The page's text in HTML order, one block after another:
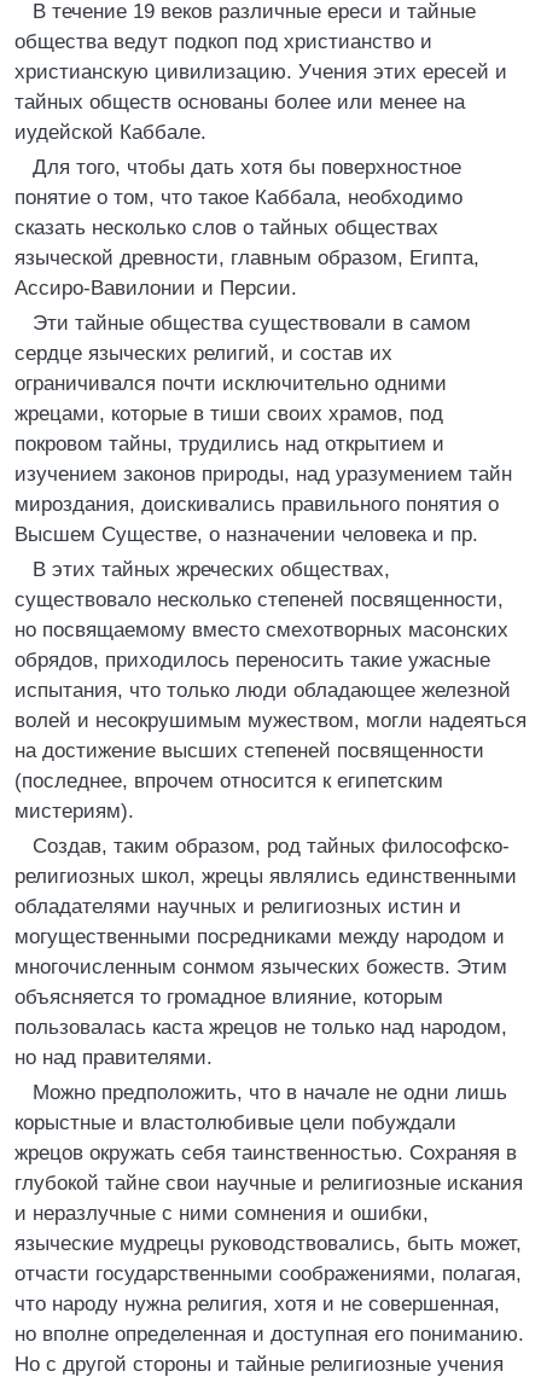
В течение 19 веков различные ереси и тайные
общества ведут подкоп под христианство и
христианскую цивилизацию. Учения этих ересей и
тайных обществ основаны более или менее на
иудейской Каббале.
Для того, чтобы дать хотя бы поверхностное
понятие о том, что такое Каббала, необходимо
сказать несколько слов о тайных обществах
языческой древности, главным образом, Египта,
Ассиро-Вавилонии и Персии.
Эти тайные общества существовали в самом
сердце языческих религий, и состав их
ограничивался почти исключительно одними
жрецами, которые в тиши своих храмов, под
покровом тайны, трудились над открытием и
изучением законов природы, над уразумением тайн
мироздания, доискивались правильного понятия о
Высшем Существе, о назначении человека и пр.
В этих тайных жреческих обществах,
существовало несколько степеней посвященности,
но посвящаемому вместо смехотворных масонских
обрядов, приходилось переносить такие ужасные
испытания, что только люди обладающее железной
волей и несокрушимым мужеством, могли надеяться
на достижение высших степеней посвященности
(последнее, впрочем относится к египетским
мистериям).
Создав, таким образом, род тайных философско-
религиозных школ, жрецы являлись единственными
обладателями научных и религиозных истин и
могущественными посредниками между народом и
многочисленным сонмом языческих божеств. Этим
объясняется то громадное влияние, которым
пользовалась каста жрецов не только над народом,
но над правителями.
Можно предположить, что в начале не одни лишь
корыстные и властолюбивые цели побуждали
жрецов окружать себя таинственностью. Сохраняя в
глубокой тайне свои научные и религиозные искания
и неразлучные с ними сомнения и ошибки,
языческие мудрецы руководствовались, быть может,
отчасти государственными соображениями, полагая,
что народу нужна религия, хотя и не совершенная,
но вполне определенная и доступная его пониманию.
Но с другой стороны и тайные религиозные учения